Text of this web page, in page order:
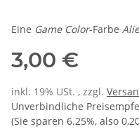
Eine Game Color-Farbe
3,00 €
inkl. 19% USt. , zzgl.
Unverbindliche
(Sie sparen 6.25%, also